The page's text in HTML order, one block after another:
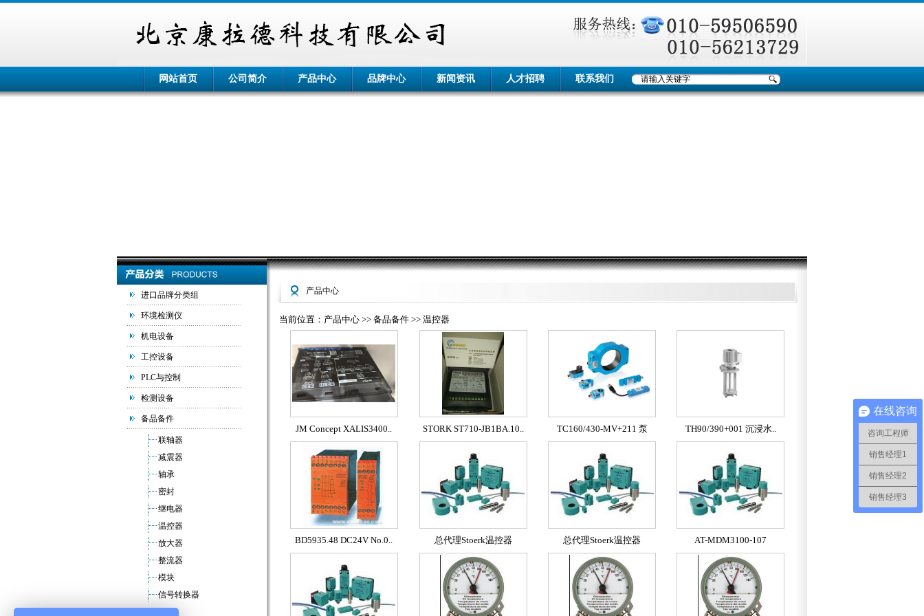
网站首页 公司简介 产品中心 品牌中心 新闻资讯 人才招聘 联系我们
进口品牌分类组
环境检测仪
机电设备
工控设备
PLC与控制
检测设备
备品备件
联轴器
减震器
轴承
密封
继电器
温控器
放大器
整流器
模块
信号转换器
产品中心
当前位置：产品中心 >> 备品备件 >> 温控器
JM Concept XALIS3400.. STORK ST710-JB1BA.10.. TC160/430-MV+211 泵 TH90/390+001 沉浸水..
BD5935.48 DC24V No.0.. 总代理Stoerk温控器 总代理Stoerk温控器 AT-MDM3100-107
在线咨询
咨询工程师
销售经理1
销售经理2
销售经理3